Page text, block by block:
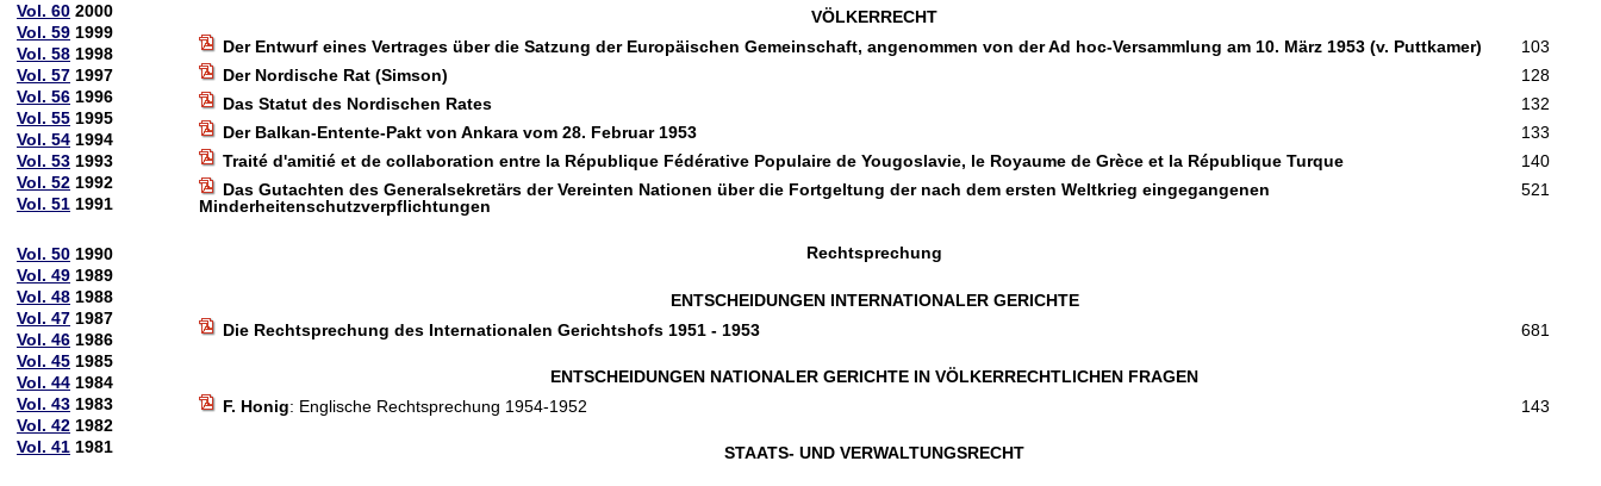
Vol. 60 2000
Vol. 59 1999
Vol. 58 1998
Vol. 57 1997
Vol. 56 1996
Vol. 55 1995
Vol. 54 1994
Vol. 53 1993
Vol. 52 1992
Vol. 51 1991
Vol. 50 1990
Vol. 49 1989
Vol. 48 1988
Vol. 47 1987
Vol. 46 1986
Vol. 45 1985
Vol. 44 1984
Vol. 43 1983
Vol. 42 1982
Vol. 41 1981
VÖLKERRECHT
Der Entwurf eines Vertrages über die Satzung der Europäischen Gemeinschaft, angenommen von der Ad hoc-Versammlung am 10. März 1953 (v. Puttkamer)
103
Der Nordische Rat (Simson)
128
Das Statut des Nordischen Rates
132
Der Balkan-Entente-Pakt von Ankara vom 28. Februar 1953
133
Traité d'amitié et de collaboration entre la République Fédérative Populaire de Yougoslavie, le Royaume de Grèce et la République Turque
140
Das Gutachten des Generalsekretärs der Vereinten Nationen über die Fortgeltung der nach dem ersten Weltkrieg eingegangenen
Minderheitenschutzverpflichtungen
521
Rechtsprechung
ENTSCHEIDUNGEN INTERNATIONALER GERICHTE
Die Rechtsprechung des Internationalen Gerichtshofs 1951 - 1953
681
ENTSCHEIDUNGEN NATIONALER GERICHTE IN VÖLKERRECHTLICHEN FRAGEN
F. Honig: Englische Rechtsprechung 1954-1952 143
STAATS- UND VERWALTUNGSRECHT